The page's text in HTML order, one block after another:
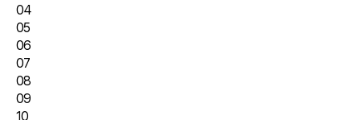
04
05
06
07
08
09
10